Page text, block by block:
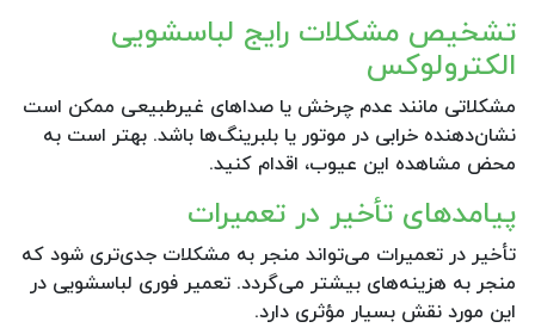
تشخیص مشکلات رایج لباسشویی
الکترولوکس
مشکلاتی مانند عدم چرخش یا صداهای غیرطبیعی ممکن است
نشان‌دهنده خرابی در موتور یا بلبرینگ‌ها باشد. بهتر است به
محض مشاهده این عیوب، اقدام کنید.
پیامدهای تأخیر در تعمیرات
تأخیر در تعمیرات می‌تواند منجر به مشکلات جدی‌تری شود که
منجر به هزینه‌های بیشتر می‌گردد. تعمیر فوری لباسشویی در
این مورد نقش بسیار مؤثری دارد.